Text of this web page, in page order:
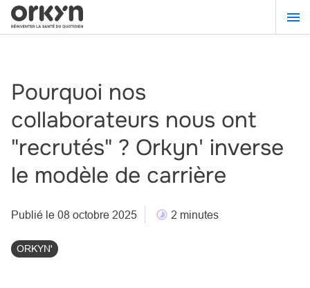
Aller
au
Pourquoi nos
collaborateurs nous ont
"recrutés" ? Orkyn' inverse
le modèle de carrière
Publié le 08 octobre 2025 2 minutes
ORKYN'